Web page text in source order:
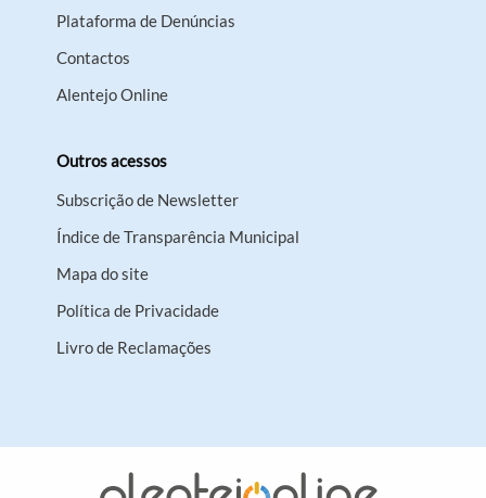
Plataforma de Denúncias
Contactos
Alentejo Online
Outros acessos
Subscrição de Newsletter
Índice de Transparência Municipal
Mapa do site
Política de Privacidade
Livro de Reclamações